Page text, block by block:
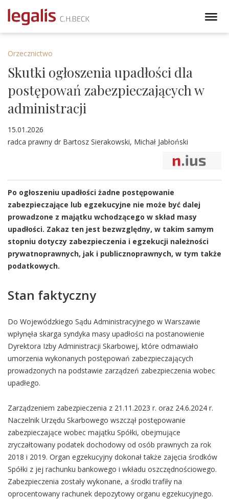
Orzecznictwo
Skutki ogłoszenia upadłości dla
postępowań zabezpieczających w
administracji
15.01.2026
radca prawny dr Bartosz Sierakowski, Michał Jabłoński
Po ogłoszeniu upadłości żadne postępowanie
zabezpieczające lub egzekucyjne nie może być dalej
prowadzone z majątku wchodzącego w skład masy
upadłości. Zakaz ten jest bezwzględny, w takim samym
stopniu dotyczy zabezpieczenia i egzekucji należności
prywatnoprawnych, jak i publicznoprawnych, w tym także
podatkowych.
Stan faktyczny
Do Wojewódzkiego Sądu Administracyjnego w Warszawie
wpłynęła skarga syndyka masy upadłości na postanowienie
Dyrektora Izby Administracji Skarbowej, które odmawiało
umorzenia wykonanych postępowań zabezpieczających
prowadzonych na podstawie zarządzeń zabezpieczenia wobec
upadłego.
Zarządzeniem zabezpieczenia z 21.11.2023 r. oraz 24.6.2024 r.
Naczelnik Urzędu Skarbowego wszczął postępowanie
zabezpieczające wobec majątku Spółki, obejmujące
zryczałtowany podatek dochodowy od osób prawnych za rok
2018 i 2019. Organ egzekucyjny dokonał także zajęcia środków
Spółki z jej rachunku bankowego i wkładu oszczędnościowego.
Zabezpieczenia zostały wykonane, a środki trafiły na
oprocentowany rachunek depozytowy organu egzekucyjnego.